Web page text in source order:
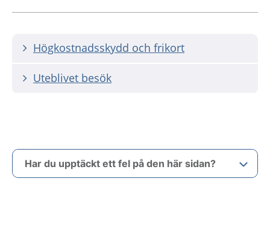
Högkostnadsskydd och frikort
Uteblivet besök
Har du upptäckt ett fel på den här sidan?